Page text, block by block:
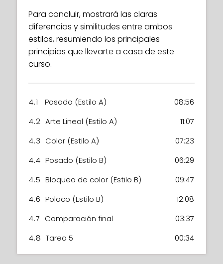
Para concluir, mostrará las claras
diferencias y similitudes entre ambos
estilos, resumiendo los principales
principios que llevarte a casa de este
curso.
4.1 Posado (Estilo A)
08:56
4.2 Arte Lineal (Estilo A)
11:07
4.3 Color (Estilo A)
07:23
4.4 Posado (Estilo B)
06:29
4.5 Bloqueo de color (Estilo B)
09:47
4.6 Polaco (Estilo B)
12:08
4.7 Comparación final
03:37
4.8 Tarea 5 00:34